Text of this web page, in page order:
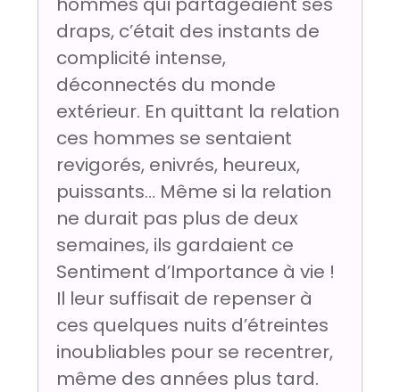
draps, c’était des instants de
complicité intense,
déconnectés du monde
extérieur. En quittant la relation
ces hommes se sentaient
revigorés, enivrés, heureux,
puissants… Même si la relation
ne durait pas plus de deux
semaines, ils gardaient ce
Sentiment d’Importance à vie !
Il leur suffisait de repenser à
ces quelques nuits d’étreintes
inoubliables pour se recentrer,
même des années plus tard.